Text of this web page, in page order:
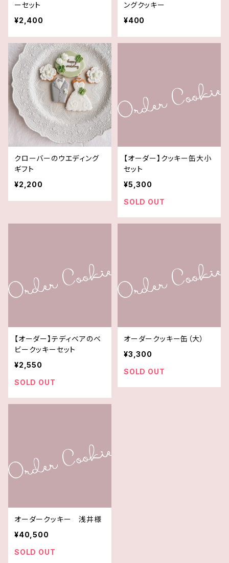
ーセット
¥2,400
ングクッキー
¥400
クローバーのウエディング
ギフト
¥2,200
【オーダー】クッキー缶大小
セット
¥5,300
SOLD OUT
【オーダー】テディベアのベ
ビークッキーセット
¥2,550
SOLD OUT
オーダークッキー缶（大）
¥3,300
SOLD OUT
オーダークッキー 浅井様
¥40,500
SOLD OUT